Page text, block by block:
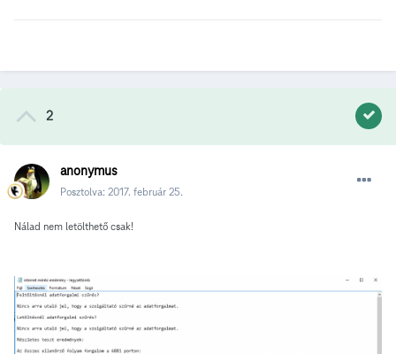
2
anonymus
Posztolva: 2017. február 25.
Nálad nem letölthető csak!